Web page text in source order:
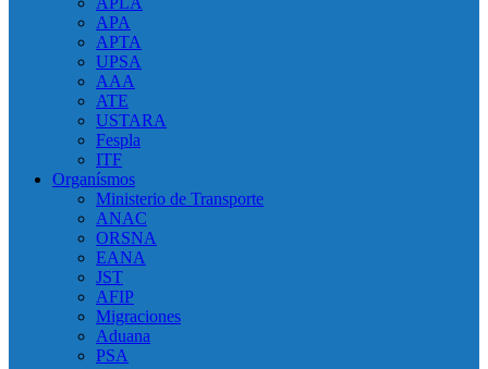
APA
APTA
UPSA
AAA
ATE
USTARA
Fespla
ITF
Organísmos
Ministerio de Transporte
ANAC
ORSNA
EANA
JST
AFIP
Migraciones
Aduana
PSA